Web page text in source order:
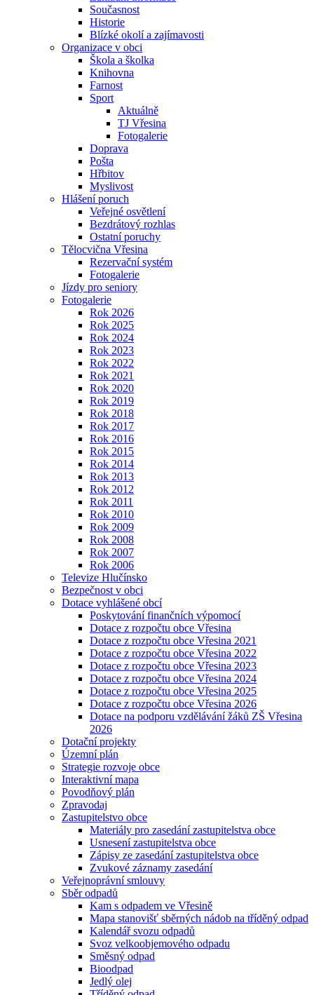
Současnost
Historie
Blízké okolí a zajímavosti
Organizace v obci
Škola a školka
Knihovna
Farnost
Sport
Aktuálně
TJ Vřesina
Fotogalerie
Doprava
Pošta
Hřbitov
Myslivost
Hlášení poruch
Veřejné osvětlení
Bezdrátový rozhlas
Ostatní poruchy
Tělocvična Vřesina
Rezervační systém
Fotogalerie
Jízdy pro seniory
Fotogalerie
Rok 2026
Rok 2025
Rok 2024
Rok 2023
Rok 2022
Rok 2021
Rok 2020
Rok 2019
Rok 2018
Rok 2017
Rok 2016
Rok 2015
Rok 2014
Rok 2013
Rok 2012
Rok 2011
Rok 2010
Rok 2009
Rok 2008
Rok 2007
Rok 2006
Televize Hlučínsko
Bezpečnost v obci
Dotace vyhlášené obcí
Poskytování finančních výpomocí
Dotace z rozpočtu obce Vřesina
Dotace z rozpočtu obce Vřesina 2021
Dotace z rozpočtu obce Vřesina 2022
Dotace z rozpočtu obce Vřesina 2023
Dotace z rozpočtu obce Vřesina 2024
Dotace z rozpočtu obce Vřesina 2025
Dotace z rozpočtu obce Vřesina 2026
Dotace na podporu vzdělávání žáků ZŠ Vřesina
2026
Dotační projekty
Územní plán
Strategie rozvoje obce
Interaktivní mapa
Povodňový plán
Zpravodaj
Zastupitelstvo obce
Materiály pro zasedání zastupitelstva obce
Usnesení zastupitelstva obce
Zápisy ze zasedání zastupitelstva obce
Zvukové záznamy zasedání
Veřejnoprávní smlouvy
Sběr odpadů
Kam s odpadem ve Vřesině
Mapa stanovišť sběrných nádob na tříděný odpad
Kalendář svozu odpadů
Svoz velkoobjemového odpadu
Směsný odpad
Bioodpad
Jedlý olej